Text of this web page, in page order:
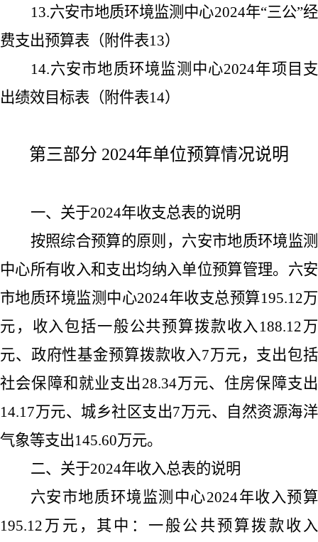
13.六安市地质环境监测中心2024年“三公”经
费支出预算表（附件表13）
14.六安市地质环境监测中心2024年项目支
出绩效目标表（附件表14）
第三部分 2024年单位预算情况说明
一、关于2024年收支总表的说明
按照综合预算的原则，六安市地质环境监测
中心所有收入和支出均纳入单位预算管理。六安
市地质环境监测中心2024年收支总预算195.12万
元，收入包括一般公共预算拨款收入 188.12万
元、政府性基金预算拨款收入7万元，支出包括
社会保障和就业支出 28.34万元、住房保障支出
14.17万元、城乡社区支出7万元、自然资源海洋
气象等支出145.60万元。
二、关于2024年收入总表的说明
六安市地质环境监测中心2024年收入预算
195.12 万元，其中：一般公共预算拨款收入